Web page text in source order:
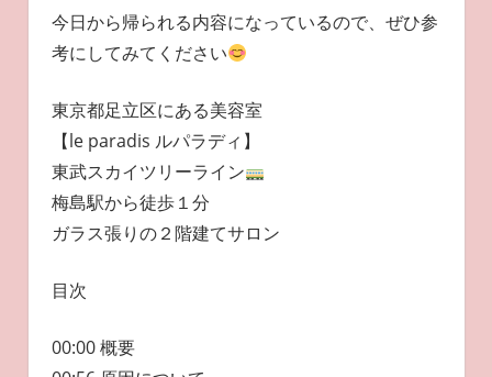
今日から帰られる内容になっているので、ぜひ参
考にしてみてください
東京都足立区にある美容室
【le paradis ルパラディ】
東武スカイツリーライン
梅島駅から徒歩１分
ガラス張りの２階建てサロン
目次
00:00 概要